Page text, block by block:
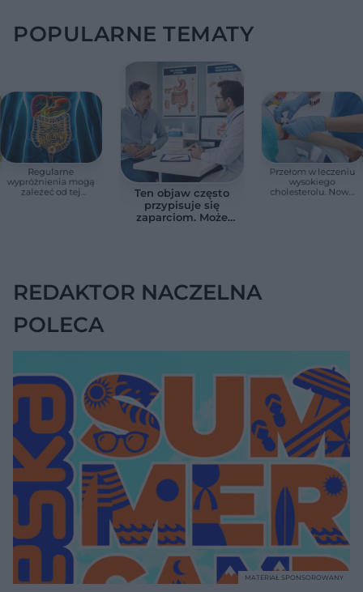
POPULARNE TEMATY
Regularne
wypróżnienia mogą
zależeć od tej
Ten objaw często
przypisuje się
zaparciom. Może
Przełom w leczeniu
wysokiego
cholesterolu. Nowa
REDAKTOR NACZELNA
POLECA
MATERIAŁ SPONSOROWANY